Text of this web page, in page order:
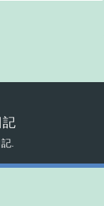
記
.